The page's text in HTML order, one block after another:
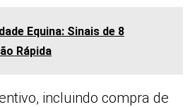
Equina: Sinais de 8
Rápida
incluindo compra de